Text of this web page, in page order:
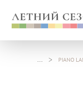
PIANO